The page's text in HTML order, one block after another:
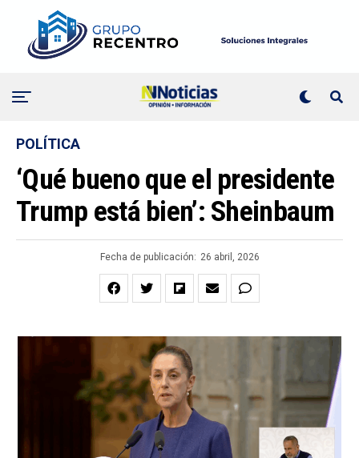
POLÍTICA
‘Qué bueno que el presidente
Trump está bien’: Sheinbaum
Fecha de publicación: 26 abril, 2026